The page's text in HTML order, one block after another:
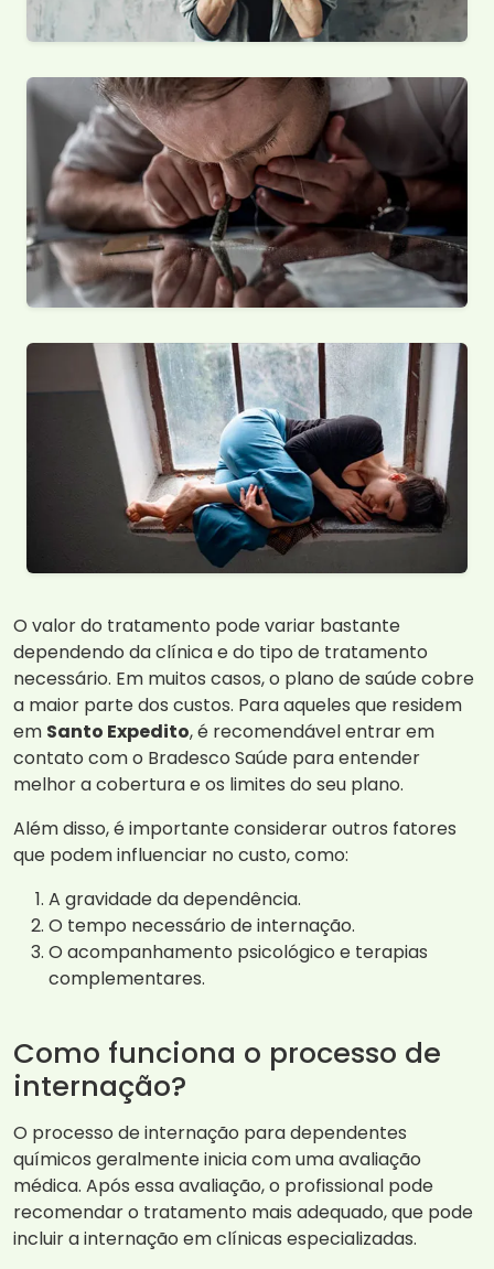
O valor do tratamento pode variar bastante
dependendo da clínica e do tipo de tratamento
necessário. Em muitos casos, o plano de saúde cobre
a maior parte dos custos. Para aqueles que residem
em Santo Expedito, é recomendável entrar em
contato com o Bradesco Saúde para entender
melhor a cobertura e os limites do seu plano.
Além disso, é importante considerar outros fatores
que podem influenciar no custo, como:
A gravidade da dependência.
O tempo necessário de internação.
O acompanhamento psicológico e terapias
complementares.
Como funciona o processo de
internação?
O processo de internação para dependentes
químicos geralmente inicia com uma avaliação
médica. Após essa avaliação, o profissional pode
recomendar o tratamento mais adequado, que pode
incluir a internação em clínicas especializadas.